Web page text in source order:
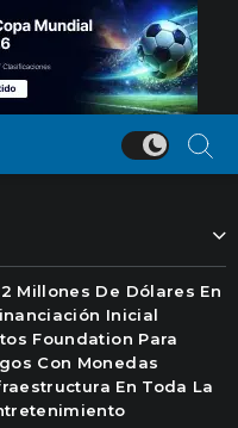
Millones De Dólares En
Inicial
Foundation Para
Con Monedas
En Toda La